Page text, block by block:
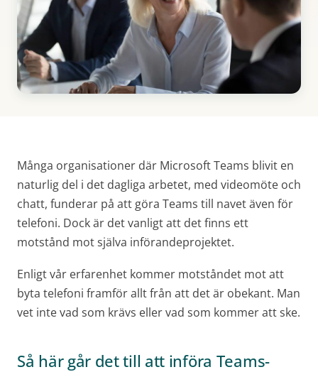
Många organisationer där Microsoft Teams blivit en
naturlig del i det dagliga arbetet, med videomöte och
chatt, funderar på att göra Teams till navet även för
telefoni. Dock är det vanligt att det finns ett
motstånd mot själva införandeprojektet.
Enligt vår erfarenhet kommer motståndet mot att
byta telefoni framför allt från att det är obekant. Man
vet inte vad som krävs eller vad som kommer att ske.
Så här går det till att införa Teams-